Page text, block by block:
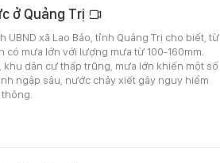
ở Quảng Trị
UBND xã Lao Bảo, tỉnh Quảng Trị cho biết, từ
mưa lớn với lượng mưa từ 100-160mm.
dân cư thấp trũng, mưa lớn khiến một số
ngập sâu, nước chảy xiết gây nguy hiểm